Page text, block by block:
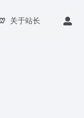
关于站长